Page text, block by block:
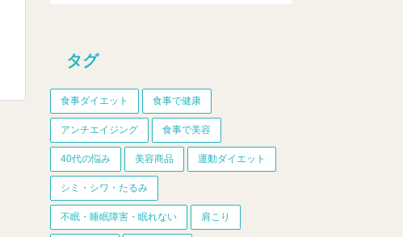
タグ
食事ダイエット 食事で健康
アンチエイジング 食事で美容
40代の悩み 美容商品 運動ダイエット
シミ・シワ・たるみ
不眠・睡眠障害・眠れない 肩こり